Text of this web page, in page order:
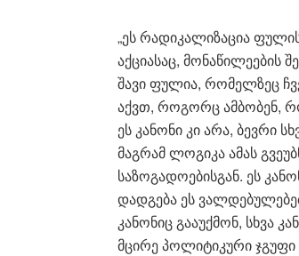
„ეს რადიკალიზაცია
აქციასაც, მონაწილეების
შავი ფულია, რომელზეც
აქვთ, როგორც ამბობენ,
ეს კანონი კი არა, ბევრი
მაგრამ ლოგიკა ამას
საზოგადოებისგან. ეს
დადგება ეს
კანონიც გააუქმონ, სხვა
მცირე პოლიტიკური